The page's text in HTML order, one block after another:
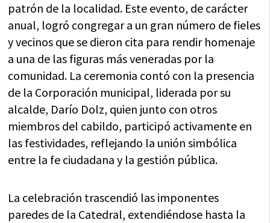
patrón de la localidad. Este evento, de carácter
anual, logró congregar a un gran número de fieles
y vecinos que se dieron cita para rendir homenaje
a una de las figuras más veneradas por la
comunidad. La ceremonia contó con la presencia
de la Corporación municipal, liderada por su
alcalde, Darío Dolz, quien junto con otros
miembros del cabildo, participó activamente en
las festividades, reflejando la unión simbólica
entre la fe ciudadana y la gestión pública.
La celebración trascendió las imponentes
paredes de la Catedral, extendiéndose hasta la